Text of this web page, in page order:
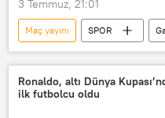
3 Temmuz, 21:01
Maç yayını SPOR
İstanbul
Villarreal
Futbol maçı
Türkiye Futbol Federasyonu
Ronaldo, altı Dünya
ilk futbolcu oldu